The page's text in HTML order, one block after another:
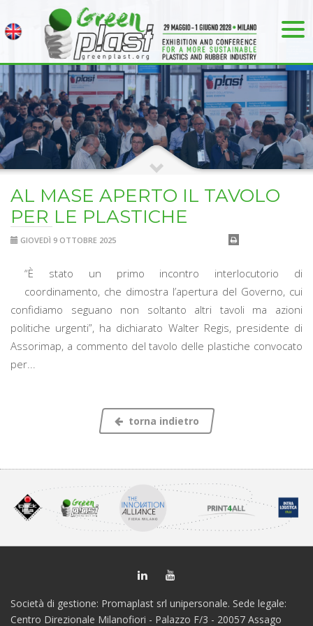
AL MASE APERTO IL TAVOLO
PER LE PLASTICHE
GIOVEDÌ 9 OTTOBRE 2025
“È stato un primo incontro interlocutorio di
coordinamento, che dimostra l’apertura del Governo, cui
confidiamo seguano non soltanto altri tavoli ma azioni
politiche urgenti”, ha dichiarato Walter Regis, presidente di
Assorimap, a commento del tavolo delle plastiche convocato
per...
torna indietro
Società di gestione: Promaplast srl unipersonale. Sede legale:
Centro Direzionale Milanofiori - Palazzo F/3 - 20057 Assago